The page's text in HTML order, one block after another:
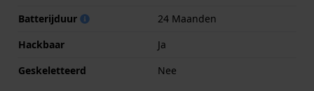
Batterijduur
24 Maanden
Hackbaar
Ja
Geskeletteerd
Nee